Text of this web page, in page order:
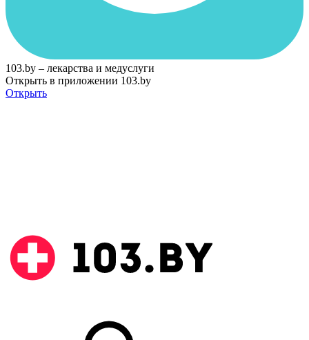
103.by – лекарства и медуслуги
Открыть в приложении 103.by
Открыть